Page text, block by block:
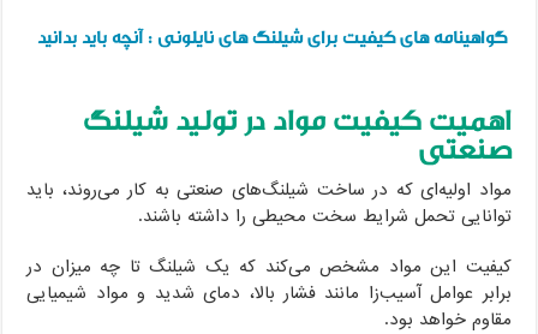
گواهینامه های کیفیت برای شیلنگ های نایلونی : آنچه باید بدانید
اهمیت کیفیت مواد در تولید شیلنگ
صنعتی
مواد اولیه‌ای که در ساخت شیلنگ‌های صنعتی به کار می‌روند، باید
توانایی تحمل شرایط سخت محیطی را داشته باشند.
کیفیت این مواد مشخص می‌کند که یک شیلنگ تا چه میزان در
برابر عوامل آسیب‌زا مانند فشار بالا، دمای شدید و مواد شیمیایی
مقاوم خواهد بود.